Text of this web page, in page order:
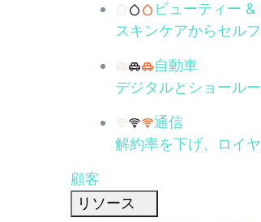
ビューティー &
スキンケアからセル
自動車
デジタルとショール
通信
解約率を下げ、ロイ
顧客
リソース